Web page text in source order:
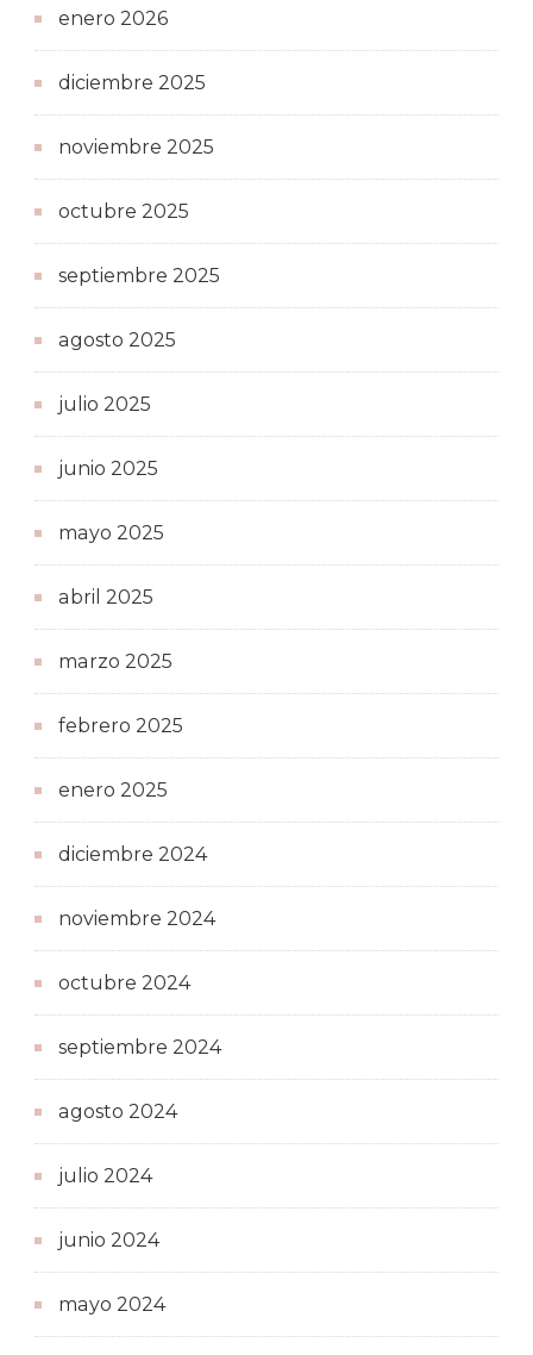
enero 2026
diciembre 2025
noviembre 2025
octubre 2025
septiembre 2025
agosto 2025
julio 2025
junio 2025
mayo 2025
abril 2025
marzo 2025
febrero 2025
enero 2025
diciembre 2024
noviembre 2024
octubre 2024
septiembre 2024
agosto 2024
julio 2024
junio 2024
mayo 2024